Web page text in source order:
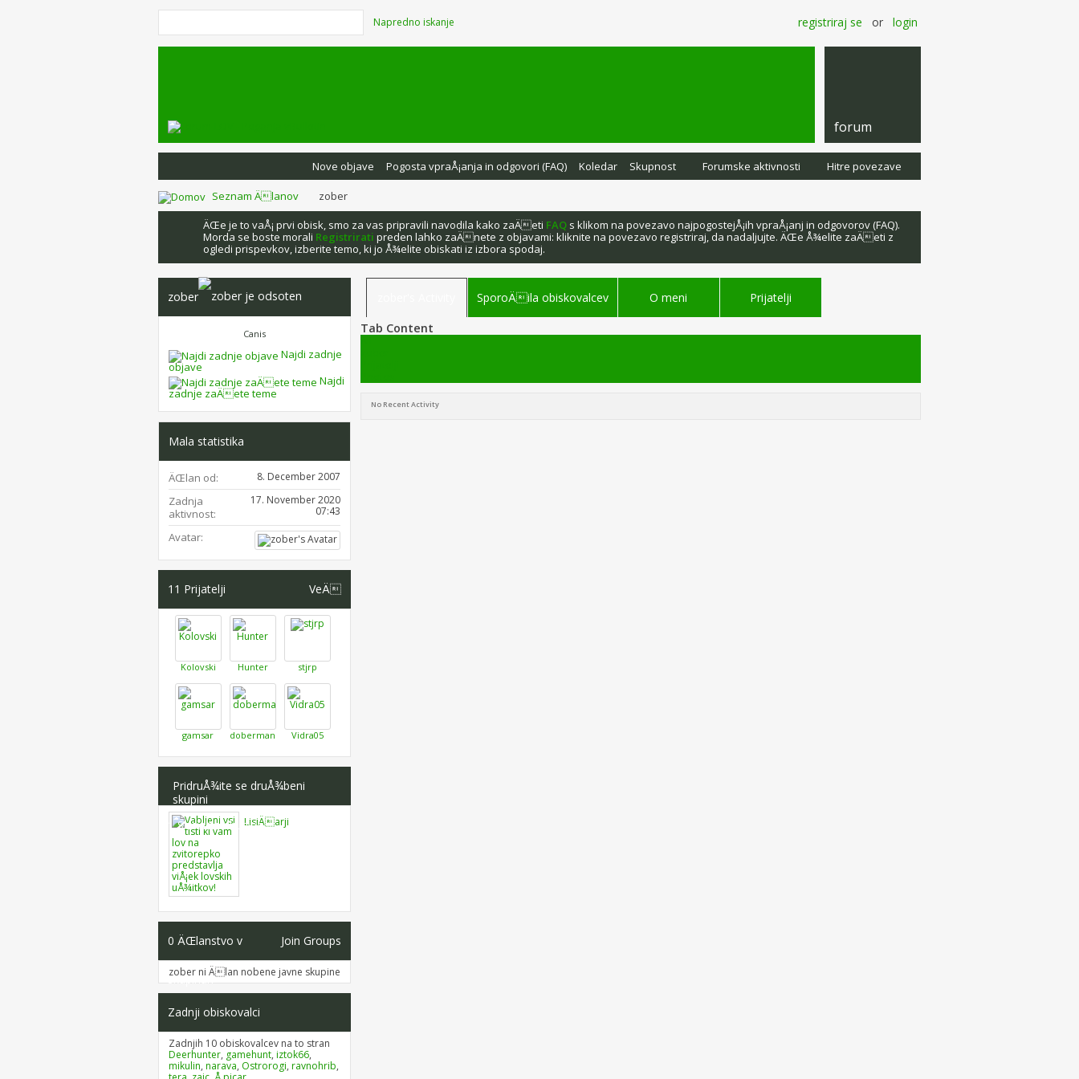
Napredno iskanje registriraj se or login
forum
Nove objave Pogosta vpraÅ¡anja in odgovori (FAQ) Koledar Skupnost Forumske aktivnosti Hitre povezave
Seznam Älanov
zober
ÄŒe je to vaÅ¡ prvi obisk, smo za vas pripravili navodila kako zaÄeti FAQ s klikom na povezavo najpogostejÅ¡ih vpraÅ¡anj in odgovorov (FAQ).
Morda se boste morali Registrirati preden lahko zaÄnete z objavami: kliknite na povezavo registriraj, da nadaljujte. ÄŒe Å¾elite zaÄeti z
ogledi prispevkov, izberite temo, ki jo Å¾elite obiskati iz izbora spodaj.
zober
Canis
Najdi zadnje
objave
Najdi
zadnje zaÄete teme
Mala statistika
ÄŒlan od 8. December 2007
Zadnja
aktivnost
17. November 2020
07:43
Avatar
VeÄ
11 Prijatelji
Kolovski Hunter stjrp
gamsar doberman Vidra05
PridruÅ¾ite se druÅ¾beni
skupini
1Socialne skupineLisiÄarji
Join Groups
0 ÄŒlanstvo v
skupinah
zober ni Älan nobene javne skupine
Zadnji obiskovalci
Zadnjih 10 obiskovalcev na to stran
Deerhunter, gamehunt, iztok66,
mikulin, narava, Ostrorogi, ravnohrib,
SporoÄila obiskovalcev O meni
Prijatelji
Tab Content
No Recent Activity